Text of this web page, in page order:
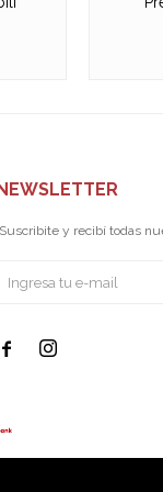
y recibí todas
 